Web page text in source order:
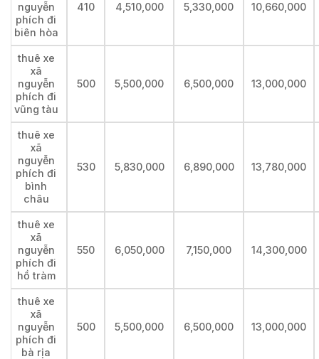
nguyễn
phích đi
biên hòa
410 4,510,000 5,330,000 10,660,000
thuê xe
xã
nguyễn
phích đi
vũng tàu
500 5,500,000 6,500,000 13,000,000
thuê xe
xã
nguyễn
phích đi
bình
châu
530 5,830,000 6,890,000 13,780,000
thuê xe
xã
nguyễn
phích đi
hồ tràm
550 6,050,000 7,150,000 14,300,000
thuê xe
xã
nguyễn
phích đi
bà rịa
500 5,500,000 6,500,000 13,000,000